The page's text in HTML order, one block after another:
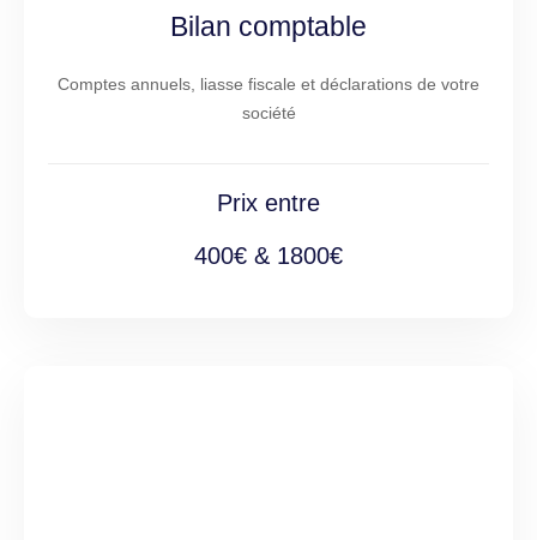
Bilan comptable
Comptes annuels, liasse fiscale et déclarations de votre
société
Prix entre
400€ & 1800€